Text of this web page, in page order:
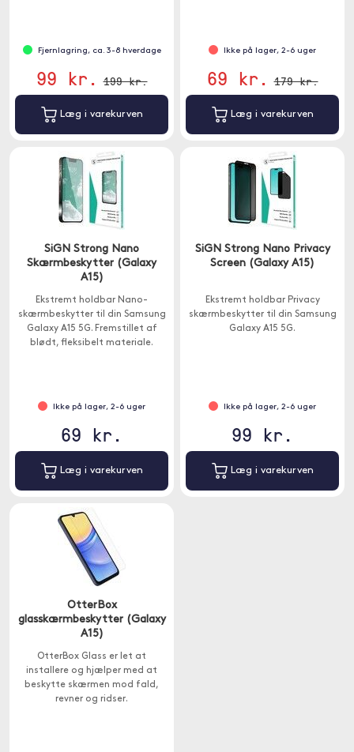
Fjernlagring, ca. 3-8 hverdage
99 kr. 199 kr.
Læg i varekurven
Ikke på lager, 2-6 uger
69 kr. 179 kr.
Læg i varekurven
SiGN Strong Nano
Skærmbeskytter (Galaxy
A15)
Ekstremt holdbar Nano-
skærmbeskytter til din Samsung
Galaxy A15 5G. Fremstillet af
blødt, fleksibelt materiale.
Ikke på lager, 2-6 uger
69 kr.
Læg i varekurven
SiGN Strong Nano Privacy
Screen (Galaxy A15)
Ekstremt holdbar Privacy
skærmbeskytter til din Samsung
Galaxy A15 5G.
Ikke på lager, 2-6 uger
99 kr.
Læg i varekurven
OtterBox
glasskærmbeskytter (Galaxy
A15)
OtterBox Glass er let at
installere og hjælper med at
beskytte skærmen mod fald,
revner og ridser.